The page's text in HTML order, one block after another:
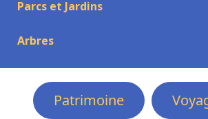
Parcs et Jardins
Arbres
Patrimoine